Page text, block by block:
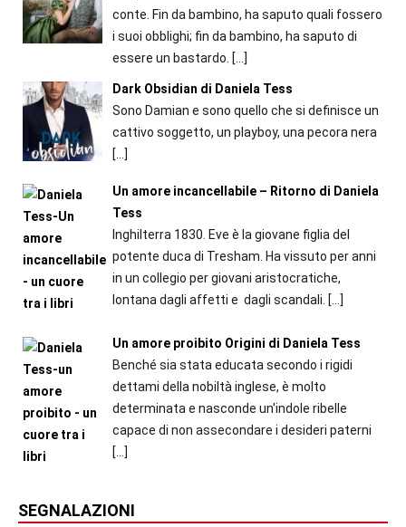
conte. Fin da bambino, ha saputo quali fossero
i suoi obblighi; fin da bambino, ha saputo di
essere un bastardo. […]
Dark Obsidian di Daniela Tess
Sono Damian e sono quello che si definisce un
cattivo soggetto, un playboy, una pecora nera
[…]
Un amore incancellabile – Ritorno di Daniela
Tess
Inghilterra 1830. Eve è la giovane figlia del
potente duca di Tresham. Ha vissuto per anni
in un collegio per giovani aristocratiche,
lontana dagli affetti e dagli scandali. […]
Un amore proibito Origini di Daniela Tess
Benché sia stata educata secondo i rigidi
dettami della nobiltà inglese, è molto
determinata e nasconde un'indole ribelle
capace di non assecondare i desideri paterni
[…]
SEGNALAZIONI